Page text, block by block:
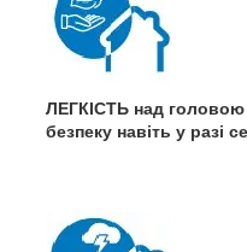
ЛЕГКІСТЬ над головою
безпеку навіть у разі